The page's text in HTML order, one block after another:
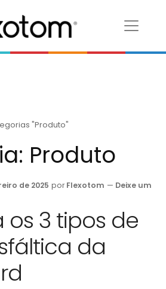
"Produto"
Produto
de 2025 por Flexotom — Deixe um
3 tipos de
da